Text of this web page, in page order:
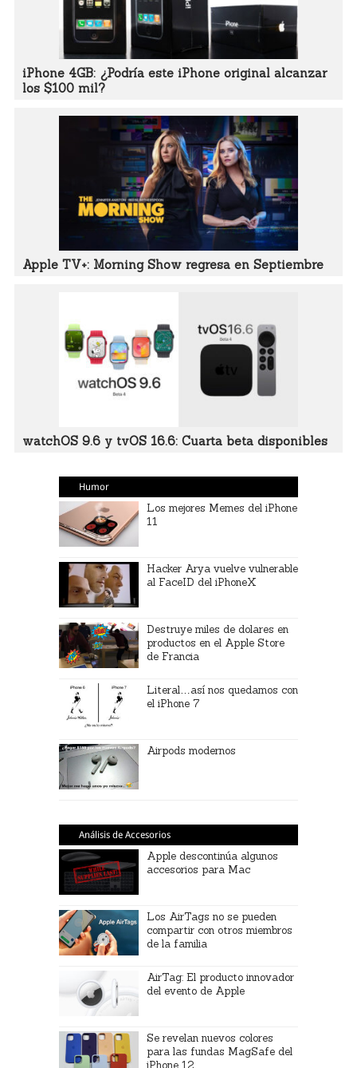
iPhone 4GB: ¿Podría este iPhone original alcanzar
los $100 mil?
Apple TV+: Morning Show regresa en Septiembre
watchOS 9.6 y tvOS 16.6: Cuarta beta disponibles
Humor
Los mejores Memes del iPhone
11
Hacker Arya vuelve vulnerable
al FaceID del iPhoneX
Destruye miles de dolares en
productos en el Apple Store
de Francia
Literal…así nos quedamos con
el iPhone 7
Airpods modernos
Análisis de Accesorios
Apple descontinúa algunos
accesorios para Mac
Los AirTags no se pueden
compartir con otros miembros
de la familia
AirTag: El producto innovador
del evento de Apple
Se revelan nuevos colores
para las fundas MagSafe del
iPhone 12